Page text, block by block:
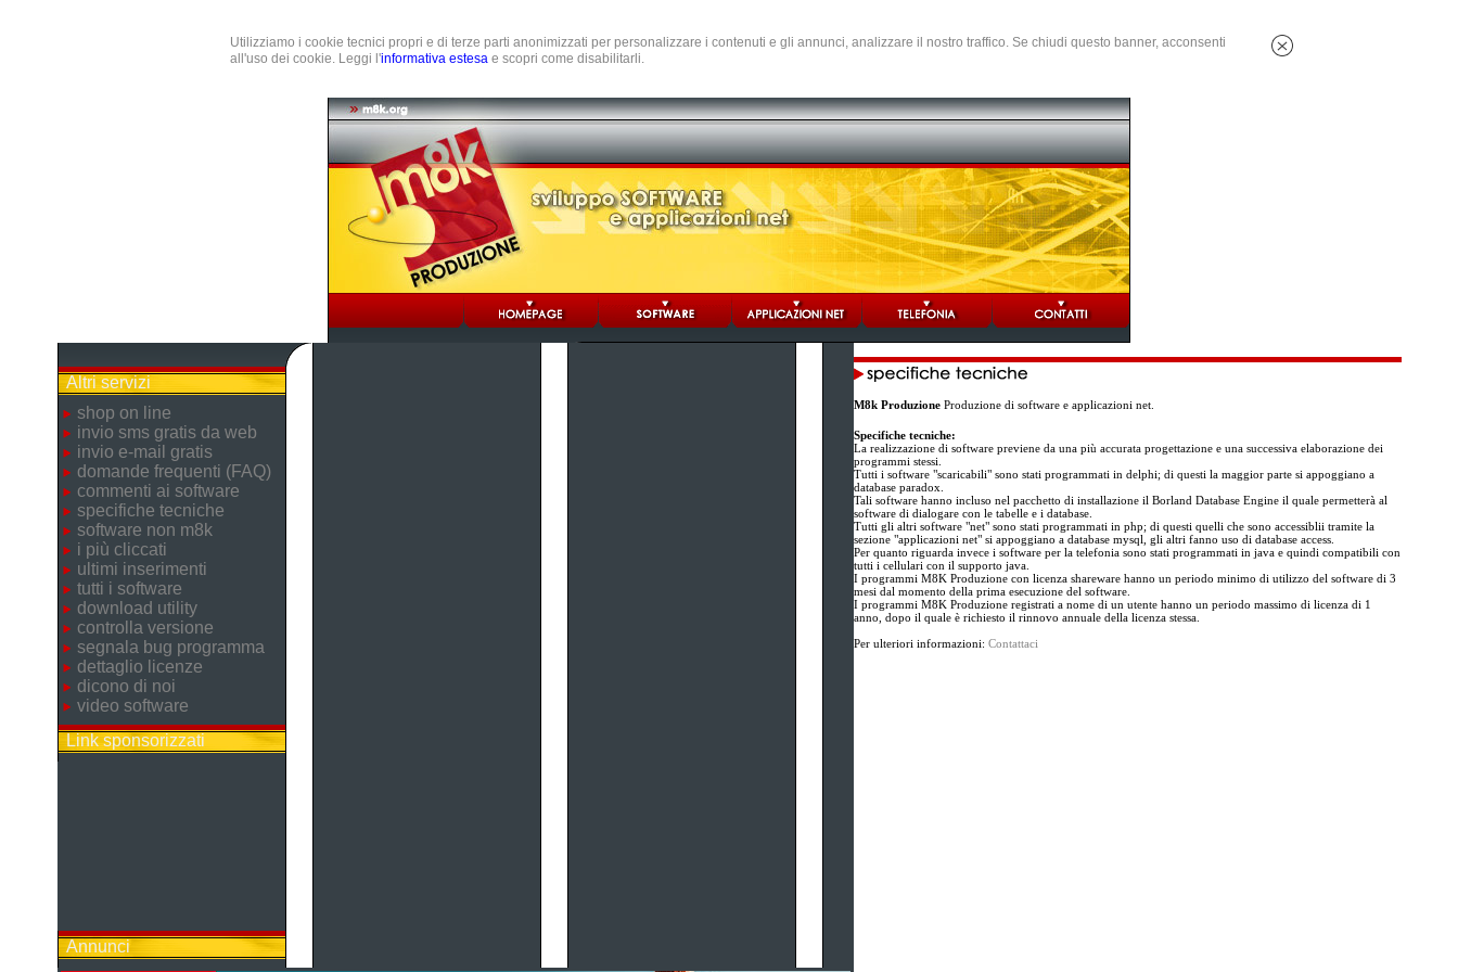
Utilizziamo i cookie tecnici propri e di terze parti anonimizzati per personalizzare i contenuti e gli annunci, analizzare il nostro traffico. Se chiudi questo banner, acconsenti
all'uso dei cookie. Leggi l'informativa estesa e scopri come disabilitarli.
Altri servizi
shop on line
invio sms gratis da web
invio e-mail gratis
domande frequenti (FAQ)
commenti ai software
specifiche tecniche
software non m8k
i più cliccati
ultimi inserimenti
tutti i software
download utility
controlla versione
segnala bug programma
dettaglio licenze
dicono di noi
video software
Link sponsorizzati
Annunci
M8k ProduzioneProduzione di software e applicazioni net.
Specifiche tecniche:
La realizzazione di software previene da una più accurata progettazione e una successiva elaborazione dei
programmi stessi.
Tutti i software "scaricabili" sono stati programmati in delphi; di questi la maggior parte si appoggiano a
database paradox.
Tali software hanno incluso nel pacchetto di installazione il Borland Database Engine il quale permetterà al
software di dialogare con le tabelle e i database.
Tutti gli altri software "net" sono stati programmati in php; di questi quelli che sono accessiblii tramite la
sezione "applicazioni net" si appoggiano a database mysql, gli altri fanno uso di database access.
Per quanto riguarda invece i software per la telefonia sono stati programmati in java e quindi compatibili con
tutti i cellulari con il supporto java.
I programmi M8K Produzione con licenza shareware hanno un periodo minimo di utilizzo del software di 3
mesi dal momento della prima esecuzione del software.
I programmi M8K Produzione registrati a nome di un utente hanno un periodo massimo di licenza di 1
anno, dopo il quale è richiesto il rinnovo annuale della licenza stessa.
Per ulteriori informazioni: Contattaci